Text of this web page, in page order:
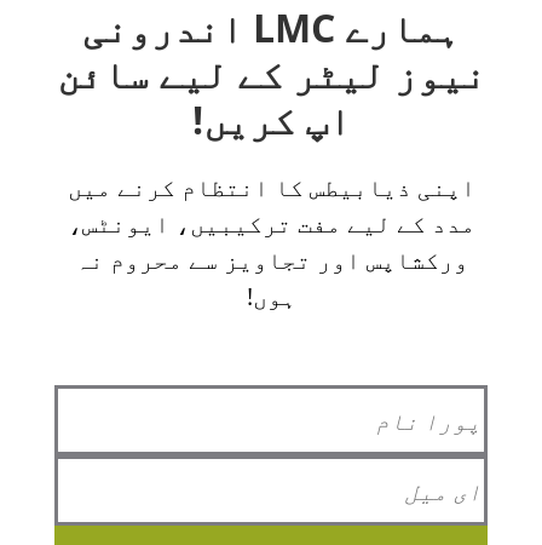
ہمارے LMC اندرونی
نیوز لیٹر کے لیے سائن
اپ کریں!
اپنی ذیابیطس کا انتظام کرنے میں
مدد کے لیے مفت ترکیبیں، ایونٹس،
ورکشاپس اور تجاویز سے محروم نہ
ہوں!